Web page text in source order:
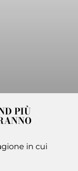
PIÙ
in cui